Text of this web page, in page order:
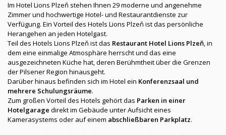
Im Hotel Lions Plzeň stehen Ihnen 29 moderne und angenehme
Zimmer und hochwertige Hotel- und Restaurantdienste zur
Verfügung. Ein Vorteil des Hotels Lions Plzeň ist das persönliche
Herangehen an jeden Hotelgast.
Teil des Hotels Lions Plzeň ist das Restaurant Hotel Lions Plzeň, in
dem eine einmalige Atmosphäre herrscht und das eine
ausgezeichneten Küche hat, deren Berühmtheit über die Grenzen
der Pilsener Region hinausgeht.
Darüber hinaus befinden sich im Hotel ein Konferenzsaal und
mehrere Schulungsräume.
Zum großen Vorteil des Hotels gehört das Parken in einer
Hotelgarage direkt im Gebäude unter Aufsicht eines
Kamerasystems oder auf einem abschließbaren Parkplatz.